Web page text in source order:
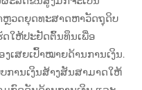
ຫຼວດຍຸດທະສາດຫາວັດຖຸດິບ
ດໃຫ້ປະຢັດຕົ້ນທຶນເພື່ອ
ເສຍເປົ້າໝາຍດ້ານການເງິນ.
ການເງິນສ້າງສັນສາມາດໃຫ້